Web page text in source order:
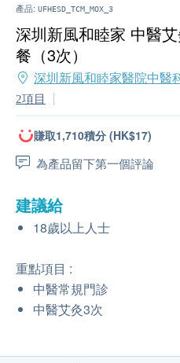
產品: UFHESD_TCM_MOX_3
深圳新風和睦家 中醫
餐（3次）
深圳新風和睦家醫院中醫
2項目
賺取1,710積分 (HK$17)
為產品留下第一個評論
建議給
18歲以上人士
重點項目 :
中醫常規門診
中醫艾灸3次